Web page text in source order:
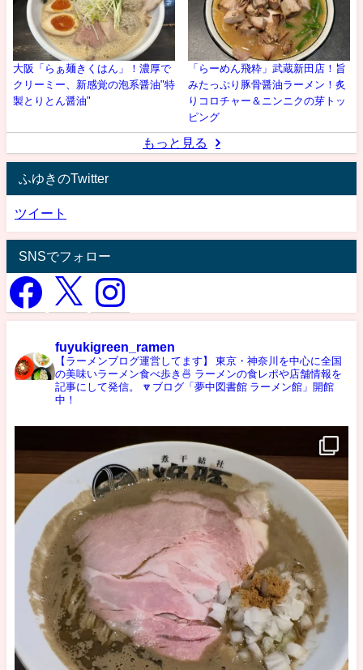
大阪「らぁ麺きくはん」！濃厚で
クリーミー、新感覚の泡系醤油"特
製とりとん醤油"
「らーめん飛粋」武蔵新田店！旨
みたっぷり豚骨醤油ラーメン！炙
りコロチャー＆ニンニクの芽トッ
ピング
もっと見る
ふゆきのTwitter
ツイート
SNSでフォロー
fuyukigreen_ramen
【ラーメンブログ運営してます】
東京・神奈川を中心に全国
の美味いラーメン食べ歩き🍜 ラーメンの食レポや店舗情報を
記事にして発信。
🔽ブログ「夢中図書館 ラーメン館」開館
中！